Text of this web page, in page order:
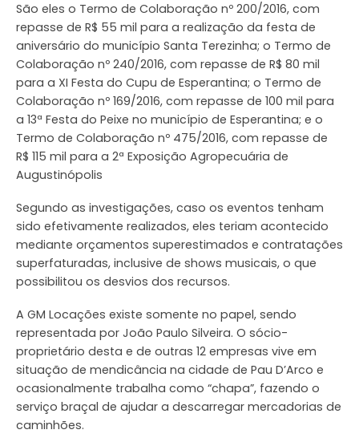
São eles o Termo de Colaboração nº 200/2016, com
repasse de R$ 55 mil para a realização da festa de
aniversário do município Santa Terezinha; o Termo de
Colaboração nº 240/2016, com repasse de R$ 80 mil
para a XI Festa do Cupu de Esperantina; o Termo de
Colaboração nº 169/2016, com repasse de 100 mil para
a 13ª Festa do Peixe no município de Esperantina; e o
Termo de Colaboração nº 475/2016, com repasse de
R$ 115 mil para a 2ª Exposição Agropecuária de
Augustinópolis
Segundo as investigações, caso os eventos tenham
sido efetivamente realizados, eles teriam acontecido
mediante orçamentos superestimados e contratações
superfaturadas, inclusive de shows musicais, o que
possibilitou os desvios dos recursos.
A GM Locações existe somente no papel, sendo
representada por João Paulo Silveira. O sócio-
proprietário desta e de outras 12 empresas vive em
situação de mendicância na cidade de Pau D’Arco e
ocasionalmente trabalha como “chapa”, fazendo o
serviço braçal de ajudar a descarregar mercadorias de
caminhões.